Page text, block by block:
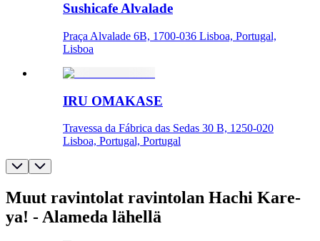
Sushicafe Alvalade
Praça Alvalade 6B, 1700-036 Lisboa, Portugal,
Lisboa
IRU OMAKASE
Travessa da Fábrica das Sedas 30 B, 1250-020
Lisboa, Portugal, Portugal
Muut ravintolat ravintolan Hachi Kare-
ya! - Alameda lähellä